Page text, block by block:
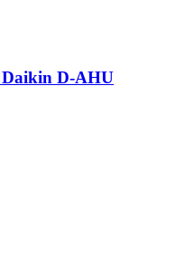
D-AHU